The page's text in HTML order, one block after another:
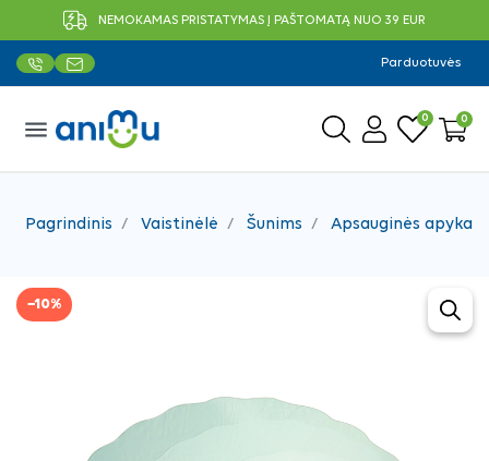
NEMOKAMAS PRISTATYMAS Į PAŠTOMATĄ NUO 39 EUR
Parduotuvės
menu 0 0
Pagrindinis Vaistinėlė Šunims Apsauginės
−10%